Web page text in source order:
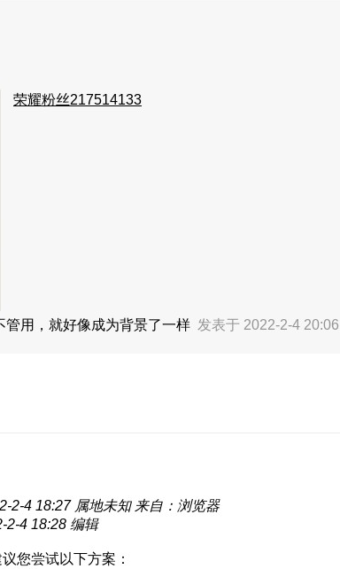
荣耀粉丝217514133
用，就好像成为背景了一样 发表于 2022-2-4 20:06
2-4 18:27 属地未知 来自：浏览器
2-4 18:28 编辑
您尝试以下方案：